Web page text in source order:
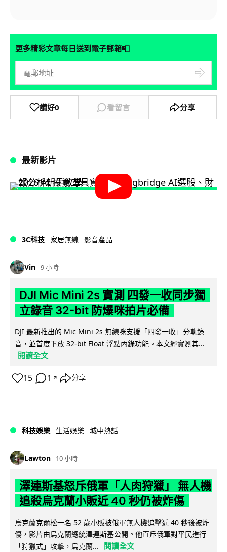
更多精彩文章每日送到電子郵箱📮
讚好0 看留言 分享
最新影片
3C科技 家居無線 影音產品
Vin 9 小時
DJI Mic Mini 2s 實測 四發一收同步獨
立錄音 32-bit 防爆咪拍片必備
DJI 最新推出的 Mic Mini 2s 無線咪支援「四發一收」分軌錄
音，並首度下放 32-bit Float 浮點內錄功能。本文經實測其...
閱讀全文
15 1 ↗ 分享
科技娛樂 生活娛樂 城中熱話
Lawton 10 小時
澤連斯基怒斥俄軍「人肉狩獵」 無人機
追殺烏克蘭小販近 40 秒仍被炸傷
烏克蘭克爾松一名 52 歲小販被俄軍無人機追擊近 40 秒後被炸
傷，影片由烏克蘭總統澤連斯基公開。他直斥俄軍對平民進行
「狩獵式」攻擊，烏克蘭...
閱讀全文